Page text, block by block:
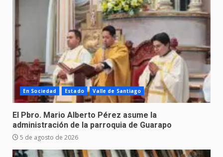
En Sociedad Estado Valle de Santiago
El Pbro. Mario Alberto Pérez asume la
administración de la parroquia de Guarapo
5 de agosto de 2026